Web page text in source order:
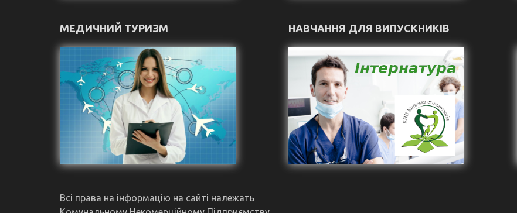
МЕДИЧНИЙ ТУРИЗМ
Всі права на інформацію на сайті належать
НАВЧАННЯ ДЛЯ ВИПУСКНИКІВ